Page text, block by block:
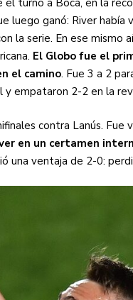
turno a Boca, en la
luego ganó: River había
la serie. En ese mismo
El Globo fue el
el camino. Fue 3 a 2
empataron 2-2 en la
contra Lanús. Fue
en un certamen
una ventaja de 2-0: